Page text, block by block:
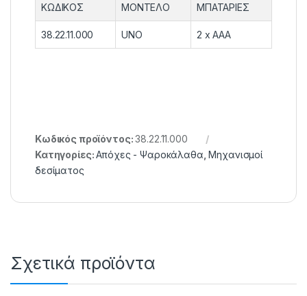
ΚΩΔΙΚΟΣ ΜΟΝΤΕΛΟ ΜΠΑΤΑΡΙΕΣ
38.22.11.000 UNO 2 x AAA
Κωδικός προϊόντος:38.22.11.000
Κατηγορίες:Απόχες - Ψαροκάλαθα ,Μηχανισμοί
δεσίματος
Σχετικά προϊόντα